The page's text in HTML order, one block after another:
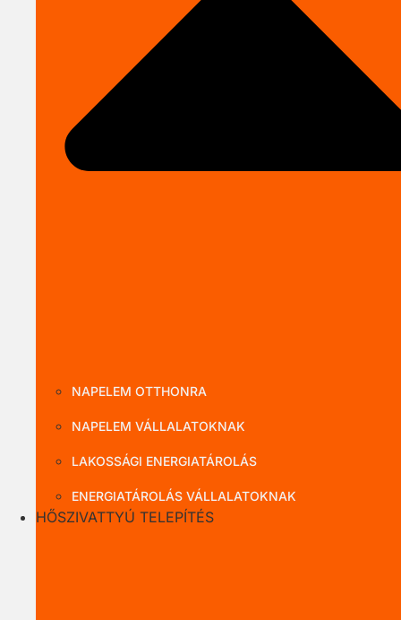
NAPELEM OTTHONRA
NAPELEM VÁLLALATOKNAK
LAKOSSÁGI ENERGIATÁROLÁS
ENERGIATÁROLÁS VÁLLALATOKNAK
HŐSZIVATTYÚ TELEPÍTÉS